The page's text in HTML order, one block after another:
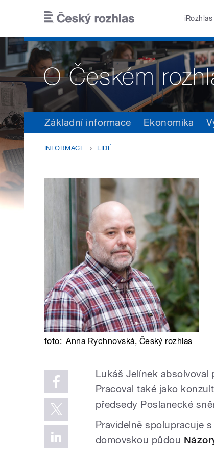
iRozhlas
Základní informace Ekonomika
INFORMACE LIDÉ
foto: Anna Rychnovská, Český rozhlas
Lukáš Jelínek absolvoval
Pracoval také jako
předsedy Poslanecké
Pravidelně spolupracuje
domovskou půdou